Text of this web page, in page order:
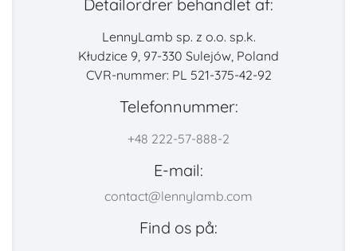
Detailordrer behandlet af:
LennyLamb sp. z o.o. sp.k.
Kłudzice 9, 97-330 Sulejów, Poland
CVR-nummer: PL 521-375-42-92
Telefonnummer:
+48 222-57-888-2
E-mail:
contact@lennylamb.com
Find os på: